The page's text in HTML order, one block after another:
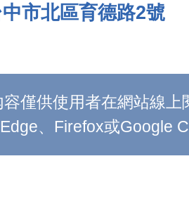
市北區育德路2號
僅供使用者在網站線
、Firefox或Google